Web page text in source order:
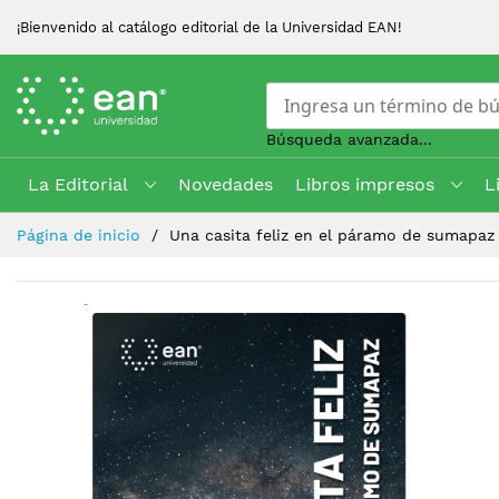
¡Bienvenido al catálogo editorial de la Universidad EAN!
Búsqueda avanzada...
La Editorial Novedades Libros impresos
Skip
Página de inicio Una casita feliz en el páramo de sumapaz
imágenes